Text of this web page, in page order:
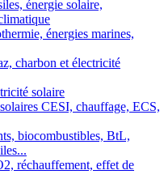
énergie solaire,
énergies marines,
charbon et électricité
solaire
CESI, chauffage, ECS,
biocombustibles, BtL,
réchauffement, effet de